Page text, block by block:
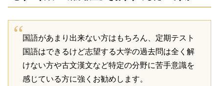
国語があまり出来ない方はもちろん、定期テスト
国語はできるけど志望する大学の過去問は全く解
けない方や古文漢文など特定の分野に苦手意識を
感じている方に強くお勧めします。